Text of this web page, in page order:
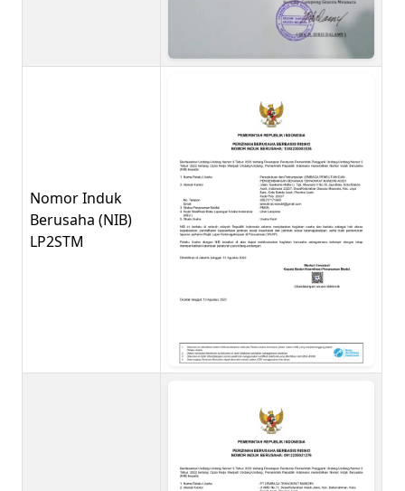
Nomor Induk
Berusaha (NIB)
LP2STM